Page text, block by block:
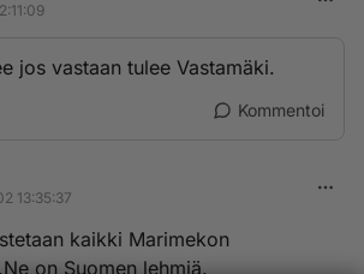
jos vastaan tulee Vastamäki.
Kommentoi
13:35:37
kaikki Marimekon
on Suomen lehmiä.